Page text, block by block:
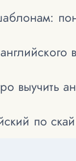
выучить
по